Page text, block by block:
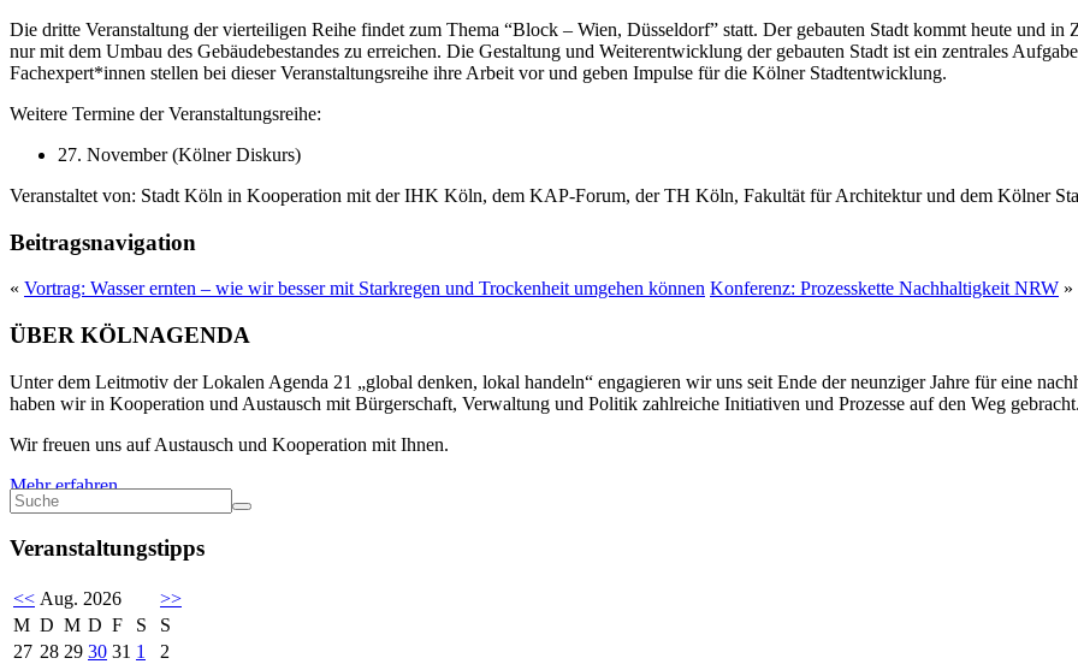
Die dritte Veranstaltung der vierteiligen Reihe findet zum Thema “Block – Wien, Düsseldorf” statt. Der gebauten Stadt kommt heute und
nur mit dem Umbau des Gebäudebestandes zu erreichen. Die Gestaltung und Weiterentwicklung der gebauten Stadt ist ein zentrales
Fachexpert*innen stellen bei dieser Veranstaltungsreihe ihre Arbeit vor und geben Impulse für die Kölner Stadtentwicklung.
Weitere Termine der Veranstaltungsreihe:
27. November (Kölner Diskurs)
Veranstaltet von: Stadt Köln in Kooperation mit der IHK Köln, dem KAP-Forum, der TH Köln, Fakultät für Architektur und dem Kölner
Beitragsnavigation
« Vortrag: Wasser ernten – wie wir besser mit Starkregen und Trockenheit umgehen können Konferenz: Prozesskette Nachhaltigkeit NRW »
ÜBER KÖLNAGENDA
Unter dem Leitmotiv der Lokalen Agenda 21 „global denken, lokal handeln“ engagieren wir uns seit Ende der neunziger Jahre für eine
haben wir in Kooperation und Austausch mit Bürgerschaft, Verwaltung und Politik zahlreiche Initiativen und Prozesse auf den Weg
Wir freuen uns auf Austausch und Kooperation mit Ihnen.
Mehr erfahren
Veranstaltungstipps
<< Aug. 2026
>>
M D M D F S
S
27 28 29 30 31 1
2